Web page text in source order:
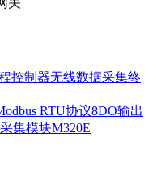
控制器无线数据采集终
RTU协议8DO输出
集模块M320E